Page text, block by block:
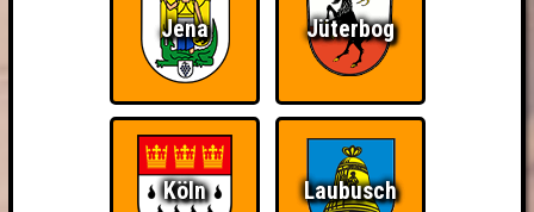
Jena Jüterbog
Köln Laubusch